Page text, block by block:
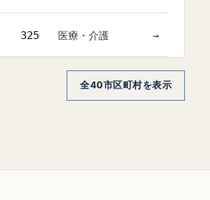
325 医療・介護 →
全40市区町村を表示